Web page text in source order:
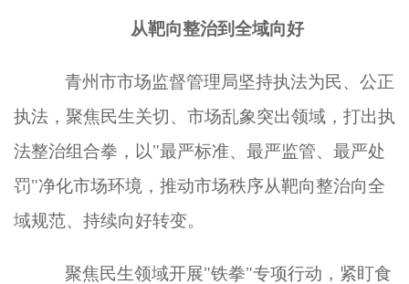
从靶向整治到全域向好
青州市市场监督管理局坚持执法为民、公正
执法，聚焦民生关切、市场乱象突出领域，打出执
法整治组合拳，以"最严标准、最严监管、最严处
罚"净化市场环境，推动市场秩序从靶向整治向全
域规范、持续向好转变。
聚焦民生领域开展"铁拳"专项行动，紧盯食